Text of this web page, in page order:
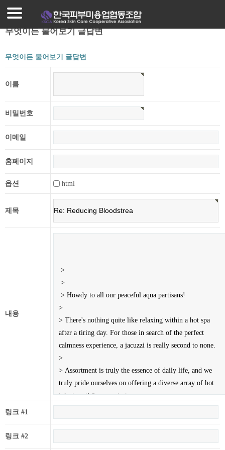
로그인 회원가입
조합가입혜택
프로그램안내
공지사항
자료실
무엇이든 물어보기 글답변
무엇이든 물어보기 글답변
이름
비밀번호
이메일
홈페이지
옵션 html
제목
내용
링크 #1
링크 #2